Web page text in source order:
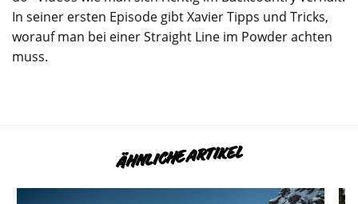
In seiner ersten Episode gibt Xavier Tipps und Tricks,
worauf man bei einer Straight Line im Powder achten
muss.
ÄHNLICHE ARTIKEL